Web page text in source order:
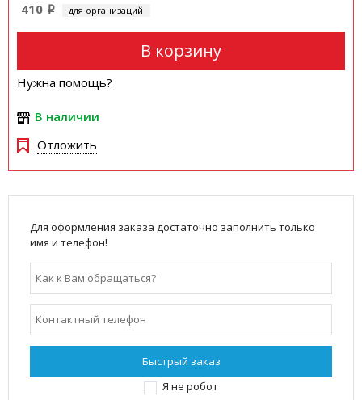
410 i для организаций
В корзину
Нужна помощь?
В наличии
Отложить
Для оформления заказа достаточно заполнить только
имя и телефон!
Я не робот